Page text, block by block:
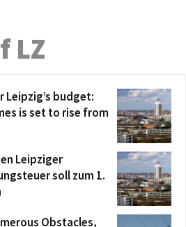
LZ
Leipzig’s budget:
is set to rise from
Leipziger
soll zum 1.
Obstacles,